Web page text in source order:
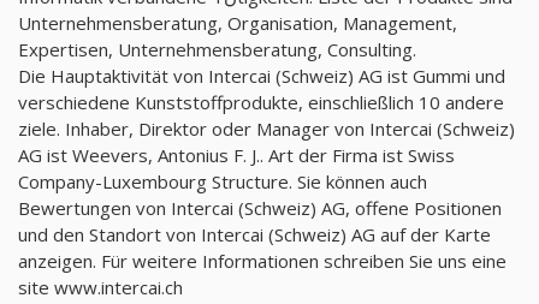
Unternehmensberatung, Organisation, Management,
Expertisen, Unternehmensberatung, Consulting.
Die Hauptaktivität von Intercai (Schweiz) AG ist Gummi und
verschiedene Kunststoffprodukte, einschließlich 10 andere
ziele. Inhaber, Direktor oder Manager von Intercai (Schweiz)
AG ist Weevers, Antonius F. J.. Art der Firma ist Swiss
Company-Luxembourg Structure. Sie können auch
Bewertungen von Intercai (Schweiz) AG, offene Positionen
und den Standort von Intercai (Schweiz) AG auf der Karte
anzeigen. Für weitere Informationen schreiben Sie uns eine
site www.intercai.ch